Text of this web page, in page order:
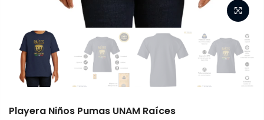
Playera Niños Pumas UNAM Raíces